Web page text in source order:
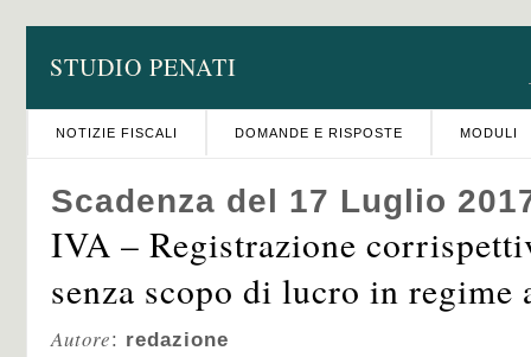
STUDIO PENATI
NOTIZIE FISCALI DOMANDE E RISPOSTE MODULI
Scadenza del 17 Luglio
IVA – Registrazione
senza scopo di lucro in regime
Autore: redazione